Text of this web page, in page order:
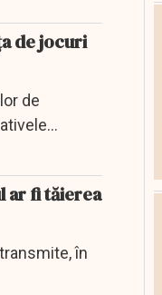
de jocuri
de
ar fi tăierea
în